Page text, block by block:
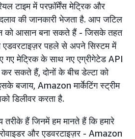
टाइम में परफ़ॉर्मेंस मेट्रिक और
की जानकारी भेजता है. आप जटिल
को आसान बना सकते हैं - जिसके तहत
एडवरटाइज़र पहले से अपने सिस्टम में
गए मेट्रिक के साथ नए एग्रीगेटेड API
सकते हैं, दोनों के बीच डेल्टा को
बजाय, Amazon मार्केटिंग स्ट्रीम
डिलीवर करता है.
हैं जिनमें हम मानते हैं कि हमारे
और एडवरटाइज़र - Amazon